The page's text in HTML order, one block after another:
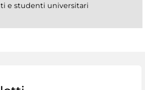
e studenti universitari